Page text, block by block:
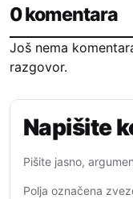
0 komentara
Još nema
razgovor.
Napišite
Pišite jasno,
Polja označena